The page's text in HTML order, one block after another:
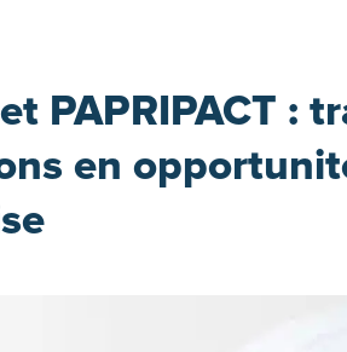
PAPRIPACT :
en